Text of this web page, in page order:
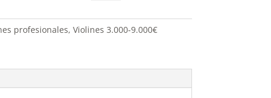
profesionales, Violines 3.000-9.000€